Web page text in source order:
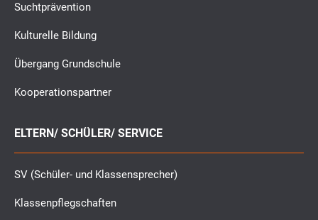
Suchtprävention
Kulturelle Bildung
Übergang Grundschule
Kooperationspartner
ELTERN/ SCHÜLER/ SERVICE
SV (Schüler- und Klassensprecher)
Klassenpflegschaften